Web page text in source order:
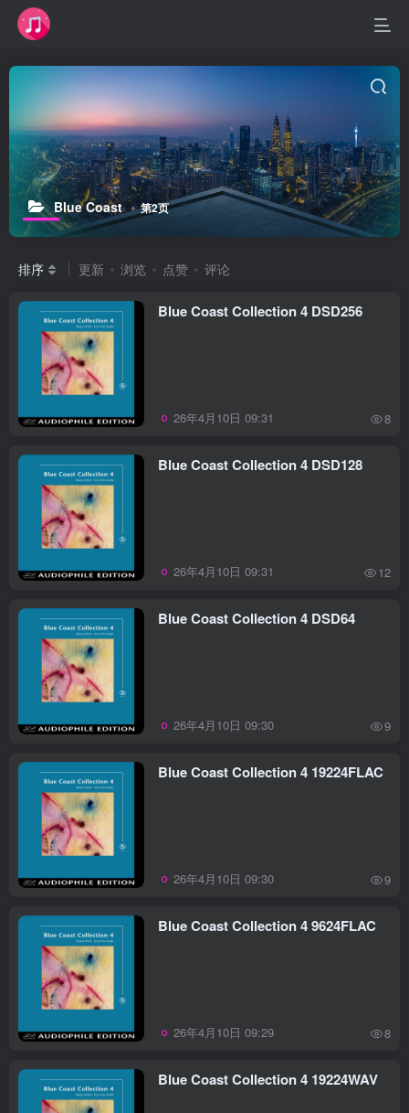
Blue Coast 第2页
排序 更新 浏览 点赞 评论
Blue Coast Collection 4 DSD256
26年4月10日 09:31 8
Blue Coast Collection 4 DSD128
26年4月10日 09:31 12
Blue Coast Collection 4 DSD64
26年4月10日 09:30 9
Blue Coast Collection 4 19224FLAC
26年4月10日 09:30 9
Blue Coast Collection 4 9624FLAC
26年4月10日 09:29 8
Blue Coast Collection 4 19224WAV